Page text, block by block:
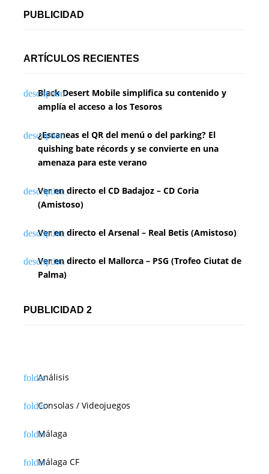
PUBLICIDAD
ARTÍCULOS RECIENTES
Black Desert Mobile simplifica su contenido y
amplía el acceso a los Tesoros
¿Escaneas el QR del menú o del parking? El
quishing bate récords y se convierte en una
amenaza para este verano
Ver en directo el CD Badajoz – CD Coria
(Amistoso)
Ver en directo el Arsenal – Real Betis (Amistoso)
Ver en directo el Mallorca – PSG (Trofeo Ciutat de
Palma)
PUBLICIDAD 2
Análisis
Consolas / Videojuegos
Málaga
Málaga CF